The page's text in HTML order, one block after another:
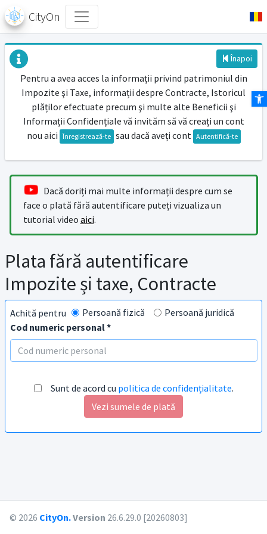
CityOn
Înapoi
Pentru a avea acces la informații privind patrimoniul din
Impozite şi Taxe, informații despre Contracte, Istoricul
plăților efectuate precum şi multe alte Beneficii şi
Informații Confidențiale vă invităm să vă creați un cont
nou aici Înregistrează-te sau dacă aveți cont Autentifică-te
Dacă doriți mai multe informații despre cum se
face o plată fără autentificare puteți vizualiza un
tutorial video aici.
Plata fără autentificare
Impozite și taxe, Contracte
Achită pentru Persoană fizică
Persoană juridică
Cod numeric personal *
Sunt de acord cu politica de confidențialitate.
Vezi sumele de plată
© 2026 CityOn.Version 26.6.29.0 [20260803]